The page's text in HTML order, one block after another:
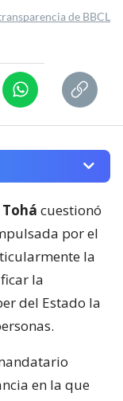
de BBCL
cuestionó
por el
la
la
del Estado la
en la que